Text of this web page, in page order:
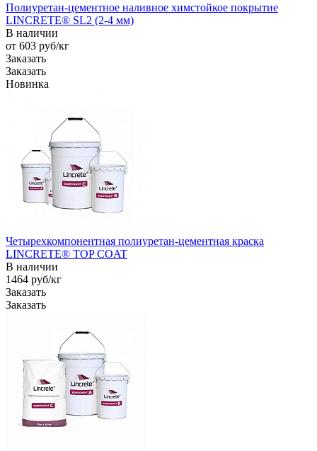
Полиуретан-цементное наливное химстойкое покрытие
LINCRETE® SL2 (2-4 мм)
В наличии
от 603 руб/кг
Заказать
Заказать
Новинка
Четырехкомпонентная полиуретан-цементная краска
LINCRETE® TOP COAT
В наличии
1464 руб/кг
Заказать
Заказать